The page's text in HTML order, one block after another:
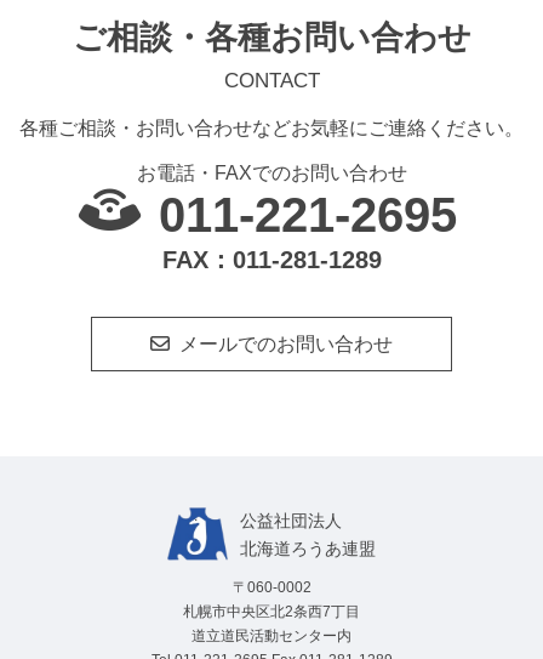
ご相談・各種お問い合わせ
CONTACT
各種ご相談・お問い合わせなどお気軽にご連絡ください。
お電話・FAXでのお問い合わせ
011-221-2695
FAX：011-281-1289
メールでのお問い合わせ
公益社団法⼈
北海道ろうあ連盟
〒060-0002
札幌市中央区北2条西7丁目
道立道民活動センター内